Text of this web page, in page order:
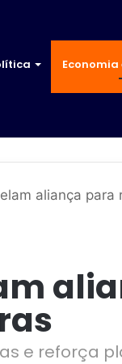
Economia
aliança
e reforça